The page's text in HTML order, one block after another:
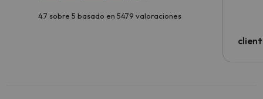
4.7 sobre 5 basado en 5479 valoraciones